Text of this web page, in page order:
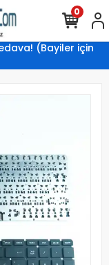
(Bayiler için
0